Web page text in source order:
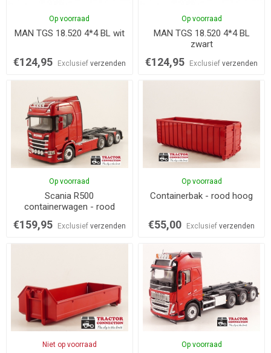
Op voorraad
MAN TGS 18.520 4*4 BL wit
€124,95 Exclusief verzenden
Op voorraad
MAN TGS 18.520 4*4 BL
zwart
€124,95 Exclusiefverzenden
Op voorraad
Scania R500
containerwagen - rood
€159,95 Exclusief verzenden
Op voorraad
Containerbak - rood hoog
€55,00 Exclusiefverzenden
Niet op voorraad Op voorraad